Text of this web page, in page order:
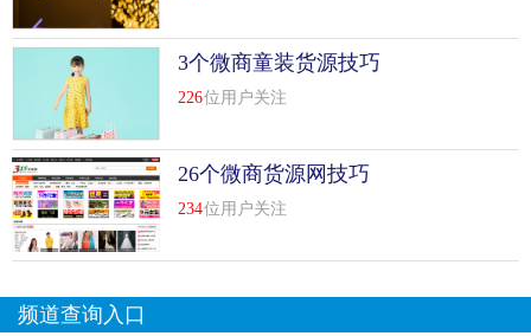
源。也为了发展微商代理的微商们更好的宣传。
网整理了一些目前运营的比较好的、比较靠谱的微商代理网
站，大家可以看看。
1、目前比较比较知名的是微商货源网
一个面向微商及网商提供免费微商货源代理加盟信息交流平
台.
2、315货源网http:...
我是一手货源工厂直接拿出来。没有经过再次加价。我们家
3个微商童装货源技巧
226位用户关注
26个微商货源网技巧
234位用户关注
频道查询入口